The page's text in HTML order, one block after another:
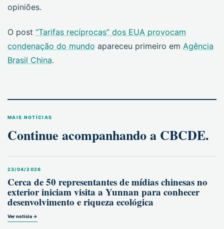
opiniões.
O post “Tarifas recíprocas” dos EUA provocam
condenação do mundo apareceu primeiro em Agência
Brasil China.
MAIS NOTÍCIAS
Continue acompanhando a CBCDE.
23/04/2026
Cerca de 50 representantes de mídias chinesas no
exterior iniciam visita a Yunnan para conhecer
desenvolvimento e riqueza ecológica
Ver notícia →